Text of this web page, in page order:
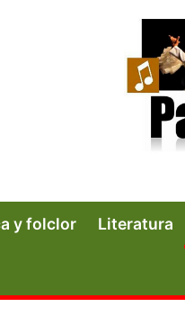
y folclor Literatura